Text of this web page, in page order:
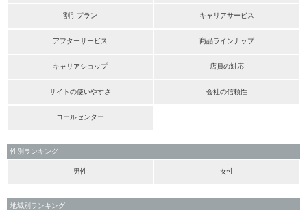
割引プラン キャリアサービス
アフターサービス 商品ラインナップ
キャリアショップ 店員の対応
サイトの使いやすさ 会社の信頼性
コールセンター
性別ランキング
男性 女性
地域別ランキング